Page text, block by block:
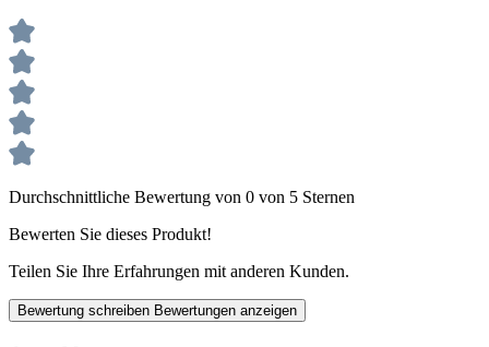
Durchschnittliche Bewertung von 0 von 5 Sternen
Bewerten Sie dieses Produkt!
Teilen Sie Ihre Erfahrungen mit anderen Kunden.
Bewertung schreiben Bewertungen anzeigen